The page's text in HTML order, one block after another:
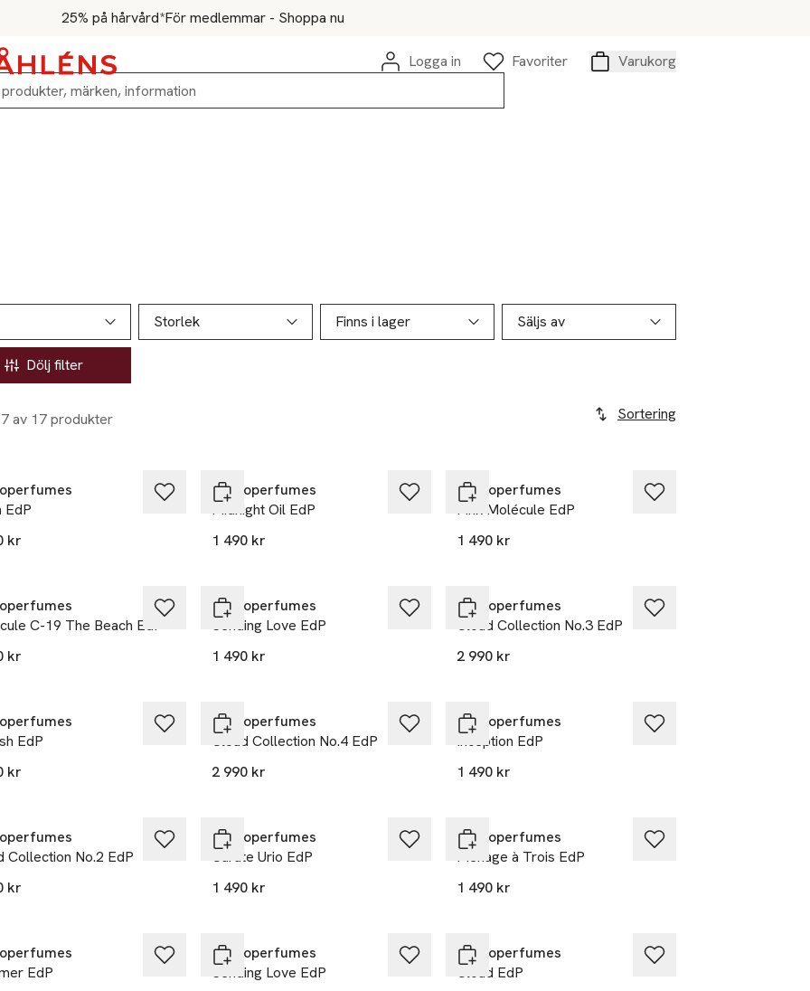
25% på hårvård*För medlemmar - Shoppa nu
Logga in
Favoriter
Varukorg
produktsidan
Storlek Finns i lager Säljs av
Dölj filter
av 17 produkter Sortering
produkter
EdP
kr
Zarkoperfumes
Midnight Oil EdP
1 490 kr
Zarkoperfumes
Pink Molécule EdP
1 490 kr
C-19 The Beach EdP
kr
Zarkoperfumes
Sending Love EdP
1 490 kr
Zarkoperfumes
Cloud Collection No.3 EdP
2 990 kr
EdP
kr
Zarkoperfumes
Cloud Collection No.4 EdP
2 990 kr
Zarkoperfumes
Inception EdP
1 490 kr
Collection No.2 EdP
kr
Zarkoperfumes
Carate Urio EdP
1 490 kr
Zarkoperfumes
Ménage à Trois EdP
1 490 kr
EdP
Zarkoperfumes
Sending Love EdP
Zarkoperfumes
Cloud EdP